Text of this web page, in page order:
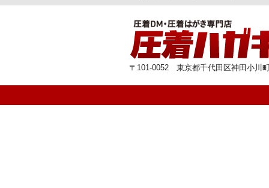
〒101-0052 東京都千代田区神田小川